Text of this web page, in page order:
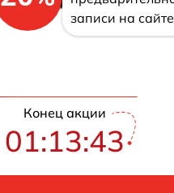
записи на сайте
Конец акции
01:13:42